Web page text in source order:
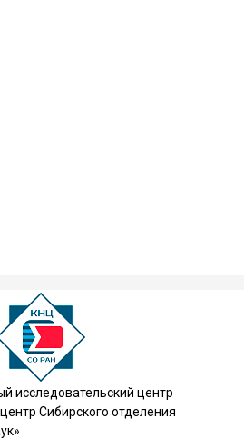
исследовательский центр
Сибирского отделения